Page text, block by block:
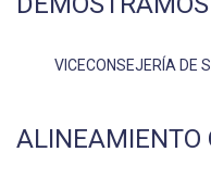
VICECONSEJERÍA DE
ALINEAMIENTO